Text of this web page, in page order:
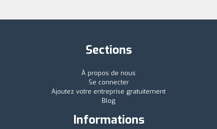
Sections
À propos de nous
Se connecter
Ajoutez votre entreprise gratuitement
Blog
Informations